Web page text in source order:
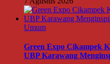
Umum
Green Expo Cikampek
UBP Karawang